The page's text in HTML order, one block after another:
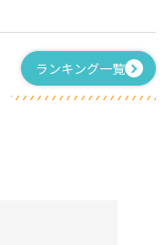
ランキング一覧